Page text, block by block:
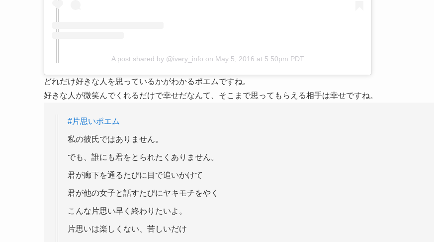
A post shared by @ivery_info on May 5, 2016 at 5:50pm PDT
どれだけ好きな人を思っているかがわかるポエムですね。
好きな人が微笑んでくれるだけで幸せだなんて、そこまで思ってもらえる相手は幸せですね。
#片思いポエム
私の彼氏ではありません。
でも、誰にも君をとられたくありません。
君が廊下を通るたびに目で追いかけて
君が他の女子と話すたびにヤキモチをやく
こんな片思い早く終わりたいよ。
片思いは楽しくない、苦しいだけ